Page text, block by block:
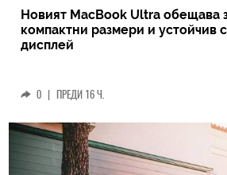
Новият MacBook Ultra обещава
компактни размери и устойчив
дисплей
0 | ПРЕДИ 16 Ч.